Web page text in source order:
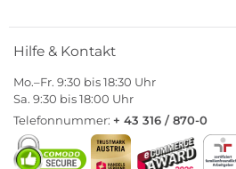
Hilfe & Kontakt
Mo.–Fr. 9:30 bis 18:30 Uhr
Sa. 9:30 bis 18:00 Uhr
Telefonnummer: + 43 316 / 870-0